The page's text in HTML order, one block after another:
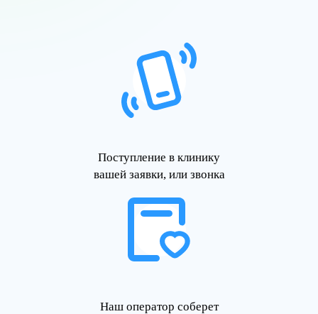
Поступление в клинику
вашей заявки, или звонка
Наш оператор соберет